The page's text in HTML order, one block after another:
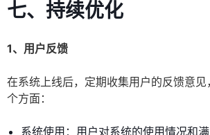
七、持续优化
1、用户反馈
在系统上线后，定期收集用户的反馈意
个方面：
系统使用：用户对系统的使用情况和满